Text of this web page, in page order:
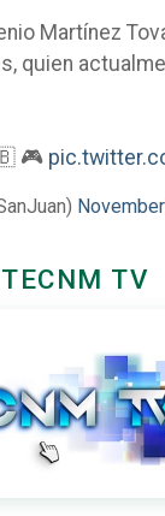
Martínez
quien
🎮
TECNM TV